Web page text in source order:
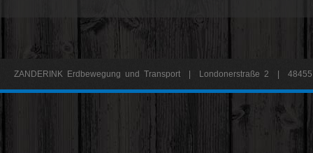
ZANDERINK Erdbewegung und Transport | Londonerstraße 2 |